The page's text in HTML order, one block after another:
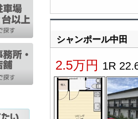
シャンポール中田
2.5万円 1R